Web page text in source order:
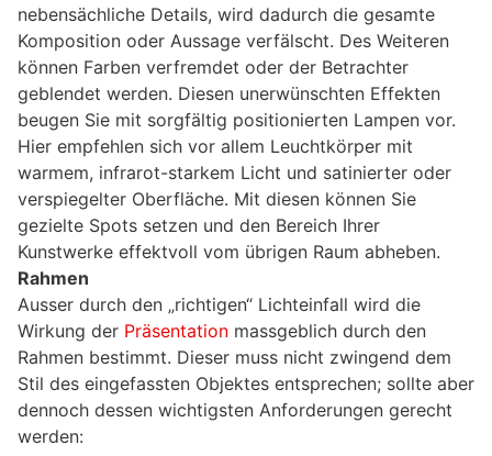
nebensächliche Details, wird dadurch die gesamte
Komposition oder Aussage verfälscht. Des Weiteren
können Farben verfremdet oder der Betrachter
geblendet werden. Diesen unerwünschten Effekten
beugen Sie mit sorgfältig positionierten Lampen vor.
Hier empfehlen sich vor allem Leuchtkörper mit
warmem, infrarot-starkem Licht und satinierter oder
verspiegelter Oberfläche. Mit diesen können Sie
gezielte Spots setzen und den Bereich Ihrer
Kunstwerke effektvoll vom übrigen Raum abheben.
Rahmen
Ausser durch den „richtigen“ Lichteinfall wird die
Wirkung der Präsentation massgeblich durch den
Rahmen bestimmt. Dieser muss nicht zwingend dem
Stil des eingefassten Objektes entsprechen; sollte aber
dennoch dessen wichtigsten Anforderungen gerecht
werden: